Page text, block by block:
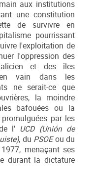
aux institutions
une constitution
de survivre en
pourrissant
l'exploitation de
l'oppression des
et des îles
en vain dans les
ne serait-ce que
la moindre
bafouées ou la
par les
l' UCD (Unión de
, du PSOEou du
menaçant ses
durant la dictature